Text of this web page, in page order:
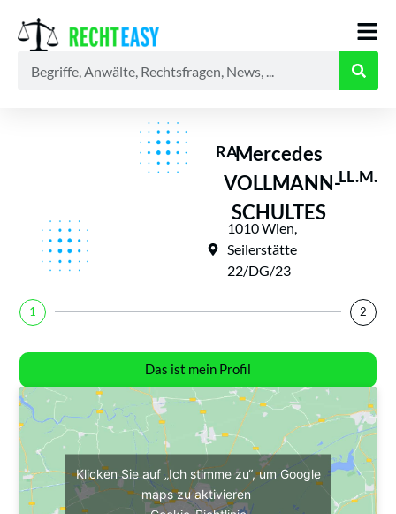
RAMercedes
VOLLMANN-
SCHULTES
LL.M.
1010 Wien,
Seilerstätte
22/DG/23
1 2
Das ist mein Profil
Klicken Sie auf „Ich stimme zu“, um Google
maps zu aktivieren
Ratgeber News